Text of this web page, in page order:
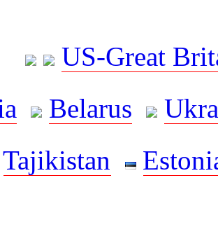
US-Great
Belarus
Tajikistan